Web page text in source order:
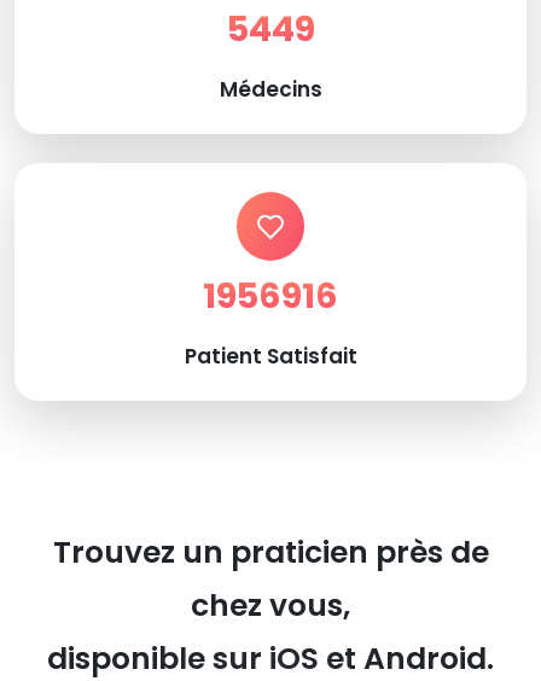
5449
Médecins
1956916
Patient Satisfait
Trouvez un praticien près de
chez vous,
disponible sur iOS et Android.